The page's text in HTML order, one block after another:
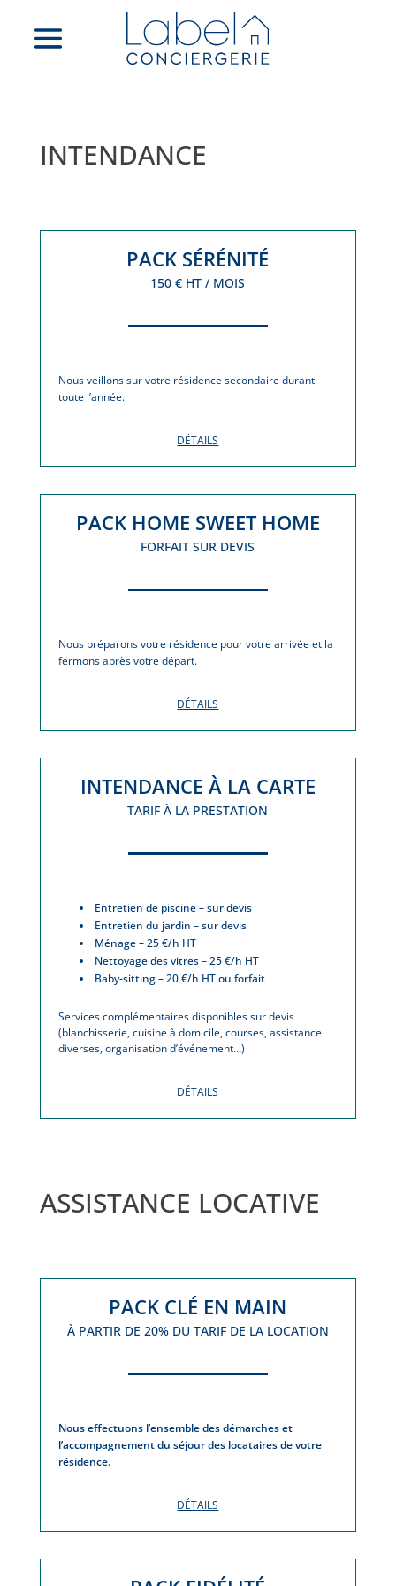
INTENDANCE
PACK SÉRÉNITÉ
150 € HT / MOIS
Nous veillons sur votre résidence secondaire durant
toute l’année.
DÉTAILS
PACK HOME SWEET HOME
FORFAIT SUR DEVIS
Nous préparons votre résidence pour votre arrivée et la
fermons après votre départ.
DÉTAILS
INTENDANCE À LA CARTE
TARIF À LA PRESTATION
Entretien de piscine – sur devis
Entretien du jardin – sur devis
Ménage – 25 €/h HT
Nettoyage des vitres – 25 €/h HT
Baby-sitting – 20 €/h HT ou forfait
Services complémentaires disponibles sur devis
(blanchisserie, cuisine à domicile, courses, assistance
diverses, organisation d’événement…)
DÉTAILS
ASSISTANCE LOCATIVE
PACK CLÉ EN MAIN
À PARTIR DE 20% DU TARIF DE LA LOCATION
Nous effectuons l’ensemble des démarches et
l’accompagnement du séjour des locataires de votre
résidence.
DÉTAILS